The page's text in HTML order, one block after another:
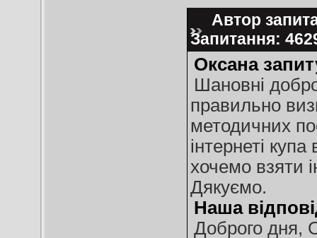
Автор
Запитання:
Оксана
Шановні
правильно
методичних
інтернеті
хочемо взяти
Дякуємо.
Наша
Доброго дня,